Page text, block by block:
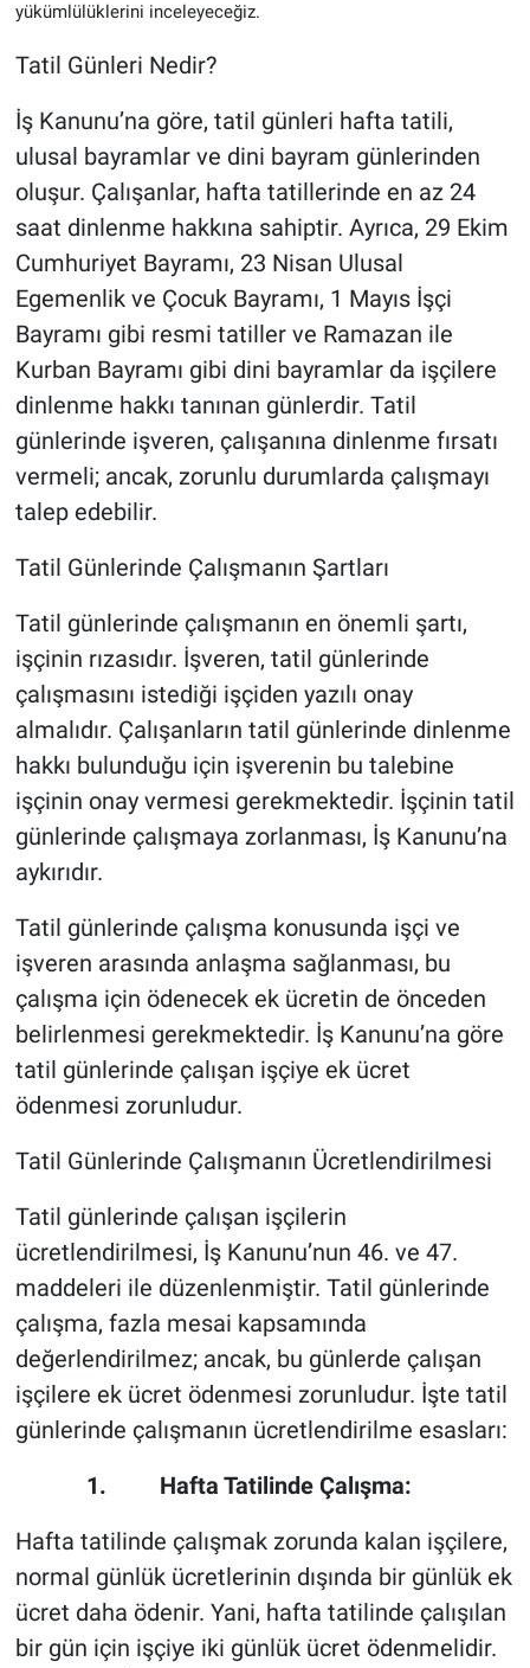
yükümlülüklerini inceleyeceğiz.
Tatil Günleri Nedir?
İş Kanunu’na göre, tatil günleri hafta tatili,
ulusal bayramlar ve dini bayram günlerinden
oluşur. Çalışanlar, hafta tatillerinde en az 24
saat dinlenme hakkına sahiptir. Ayrıca, 29 Ekim
Cumhuriyet Bayramı, 23 Nisan Ulusal
Egemenlik ve Çocuk Bayramı, 1 Mayıs İşçi
Bayramı gibi resmi tatiller ve Ramazan ile
Kurban Bayramı gibi dini bayramlar da işçilere
dinlenme hakkı tanınan günlerdir. Tatil
günlerinde işveren, çalışanına dinlenme fırsatı
vermeli; ancak, zorunlu durumlarda çalışmayı
talep edebilir.
Tatil Günlerinde Çalışmanın Şartları
Tatil günlerinde çalışmanın en önemli şartı,
işçinin rızasıdır. İşveren, tatil günlerinde
çalışmasını istediği işçiden yazılı onay
almalıdır. Çalışanların tatil günlerinde dinlenme
hakkı bulunduğu için işverenin bu talebine
işçinin onay vermesi gerekmektedir. İşçinin tatil
günlerinde çalışmaya zorlanması, İş Kanunu’na
aykırıdır.
Tatil günlerinde çalışma konusunda işçi ve
işveren arasında anlaşma sağlanması, bu
çalışma için ödenecek ek ücretin de önceden
belirlenmesi gerekmektedir. İş Kanunu’na göre
tatil günlerinde çalışan işçiye ek ücret
ödenmesi zorunludur.
Tatil Günlerinde Çalışmanın Ücretlendirilmesi
Tatil günlerinde çalışan işçilerin
ücretlendirilmesi, İş Kanunu’nun 46. ve 47.
maddeleri ile düzenlenmiştir. Tatil günlerinde
çalışma, fazla mesai kapsamında
değerlendirilmez; ancak, bu günlerde çalışan
işçilere ek ücret ödenmesi zorunludur. İşte tatil
günlerinde çalışmanın ücretlendirilme esasları:
1. Hafta Tatilinde Çalışma:
Hafta tatilinde çalışmak zorunda kalan işçilere,
normal günlük ücretlerinin dışında bir günlük ek
ücret daha ödenir. Yani, hafta tatilinde çalışılan
bir gün için işçiye iki günlük ücret ödenmelidir.
Çevre
Yerel
Bilim ve Teknoloji